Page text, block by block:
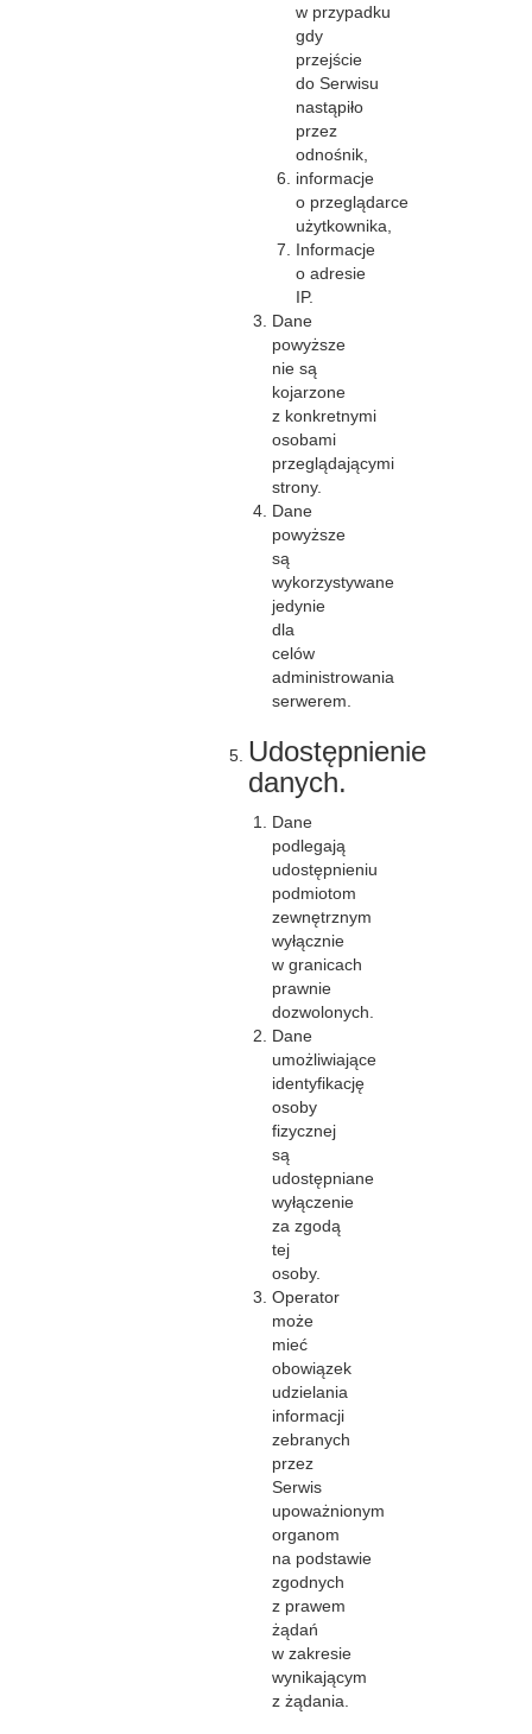
w przypadku
gdy
przejście
do Serwisu
nastąpiło
przez
odnośnik,
informacje
o przeglądarce
użytkownika,
Informacje
o adresie
IP.
Dane
powyższe
nie są
kojarzone
z konkretnymi
osobami
przeglądającymi
strony.
Dane
powyższe
są
wykorzystywane
jedynie
dla
celów
administrowania
serwerem.
Udostępnienie
danych.
Dane
podlegają
udostępnieniu
podmiotom
zewnętrznym
wyłącznie
w granicach
prawnie
dozwolonych.
Dane
umożliwiające
identyfikację
osoby
fizycznej
są
udostępniane
wyłączenie
za zgodą
tej
osoby.
Operator
może
mieć
obowiązek
udzielania
informacji
zebranych
przez
Serwis
upoważnionym
organom
na podstawie
zgodnych
z prawem
żądań
w zakresie
wynikającym
z żądania.